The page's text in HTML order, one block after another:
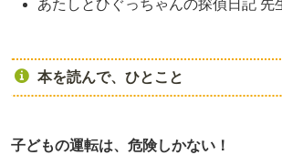
あたしとひぐっちゃんの探偵日記 先
本を読んで、ひとこと
子どもの運転は、危険しかない！